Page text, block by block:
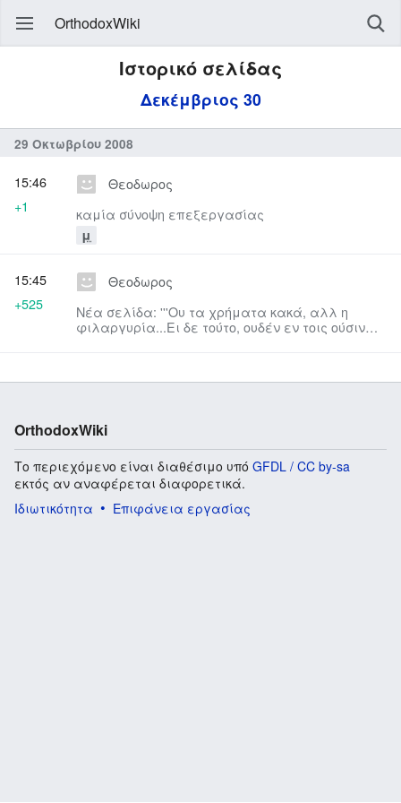
OrthodoxWiki
Ιστορικό σελίδας
Δεκέμβριος 30
29 Οκτωβρίου 2008
Θεοδωρος
καμία σύνοψη επεξεργασίας
μ
15:46
+1
Θεοδωρος
Νέα σελίδα: '''Ου τα χρήματα κακά, αλλ η
φιλαργυρία...Ει δε τούτο, ουδέν εν τοις ούσιν
15:45
+525
OrthodoxWiki
Το περιεχόμενο είναι διαθέσιμο υπό GFDL / CC by-sa
εκτός αν αναφέρεται διαφορετικά.
Ιδιωτικότητα
Επιφάνεια εργασίας